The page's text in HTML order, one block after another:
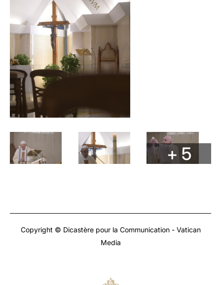
+ 5
Copyright © Dicastère pour la Communication - Vatican
Media